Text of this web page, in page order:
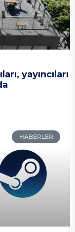
yayıncıları
HABERLER